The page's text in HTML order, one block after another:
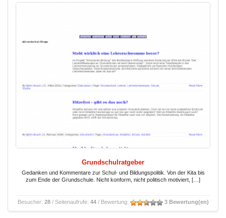
Grundschulratgeber
Gedanken und Kommentare zur Schul- und Bildungspolitik. Von der Kita bis
zum Ende der Grundschule. Nicht konform, nicht politisch motiviert, […]
Besucher: 28/ Seitenaufrufe: 44/ Bewertung: 3 Bewertung(en)